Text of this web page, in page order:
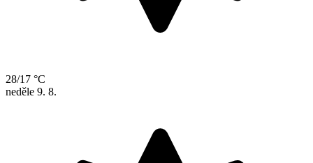
28/17 °C
neděle 9. 8.